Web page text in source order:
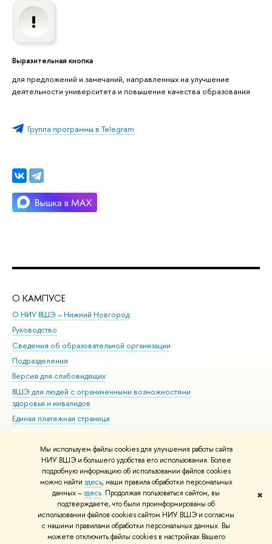
Мы используем файлы cookies для улучшения работы сайта
НИУ ВШЭ и большего удобства его использования. Более
подробную информацию об использовании файлов cookies
можно найти здесь, наши правила обработки персональных
данных –здесь. Продолжая пользоваться сайтом, вы
подтверждаете, что были проинформированы об
использовании файлов cookies сайтом НИУ ВШЭ и согласны
с нашими правилами обработки персональных данных. Вы
можете отключить файлы cookies в настройках Вашего
✖
Выразительная кнопка
для предложений и замечаний, направленных на улучшение
деятельности университета и повышение качества образования
Группа программы в Telegram
О КАМПУСЕ
О НИУ ВШЭ – Нижний Новгород
Руководство
Сведения об образовательной организации
Подразделения
Версия для слабовидящих
ВШЭ для людей с ограниченными возможностями
здоровья и инвалидов
Единая платежная страница
© НИУ ВШЭ 1993–2026 Адреса и контакты Условия использования
материалов Политика конфиденциальности Карта сайта
Шрифты HSE Sans и HSE Slab разработаны вШколе дизайна НИУ ВШЭ